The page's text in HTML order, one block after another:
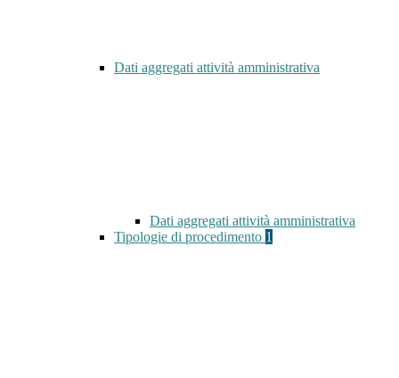
Dati aggregati attività amministrativa
Dati aggregati attività amministrativa
Tipologie di procedimento 1